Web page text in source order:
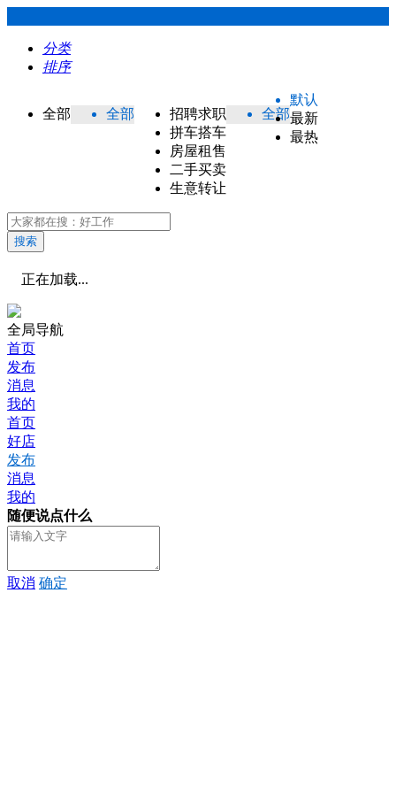
分类
排序
全部 全部
招聘求职
拼车搭车
房屋租售
二手买卖
生意转让
全部
默认
最新
最热
搜索
正在加载...
全局导航
首页
发布
消息
我的
首页
好店
发布
消息
我的
随便说点什么
取消 确定